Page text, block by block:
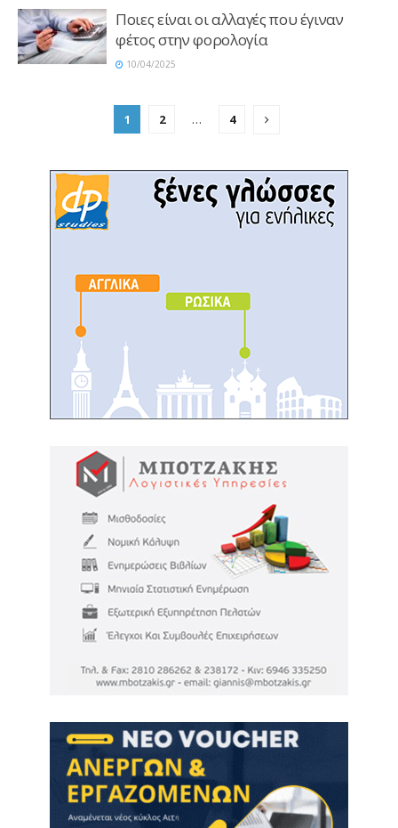
Ποιες είναι οι αλλαγές που έγιναν
φέτος στην φορολογία
10/04/2025
1 2 … 4